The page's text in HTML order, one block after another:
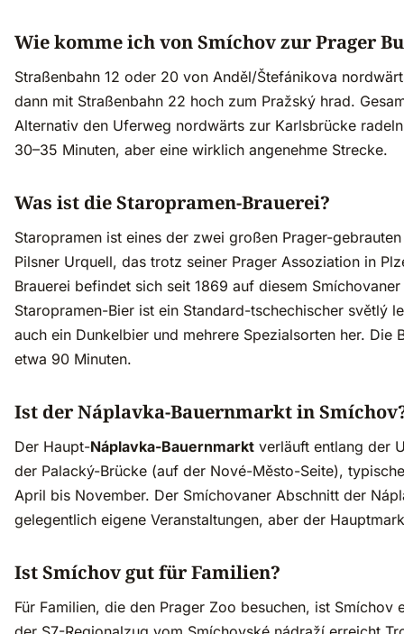
Wie komme ich von Smíchov zur Prager
Straßenbahn 12 oder 20 von Anděl/Štefánikova
dann mit Straßenbahn 22 hoch zum Pražský hrad.
Alternativ den Uferweg nordwärts zur Karlsbrücke
30–35 Minuten, aber eine wirklich angenehme Strecke.
Was ist die Staropramen-Brauerei?
Staropramen ist eines der zwei großen Prager-
Pilsner Urquell, das trotz seiner Prager Assoziation in
Brauerei befindet sich seit 1869 auf diesem
Staropramen-Bier ist ein Standard-tschechischer světlý
auch ein Dunkelbier und mehrere Spezialsorten her. Die
etwa 90 Minuten.
Ist der Náplavka-Bauernmarkt in
Der Haupt-Náplavka-Bauernmarkt verläuft entlang der
der Palacký-Brücke (auf der Nové-Město-Seite),
April bis November. Der Smíchovaner Abschnitt der
gelegentlich eigene Veranstaltungen, aber der
Ist Smíchov gut für Familien?
Für Familien, die den Prager Zoo besuchen, ist Smíchov